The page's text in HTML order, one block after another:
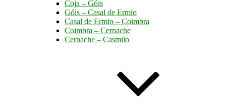
Coja – Góis
Góis – Casal de Ermio
Casal de Ermio – Coimbra
Coimbra – Cernache
Cernache – Casmilo